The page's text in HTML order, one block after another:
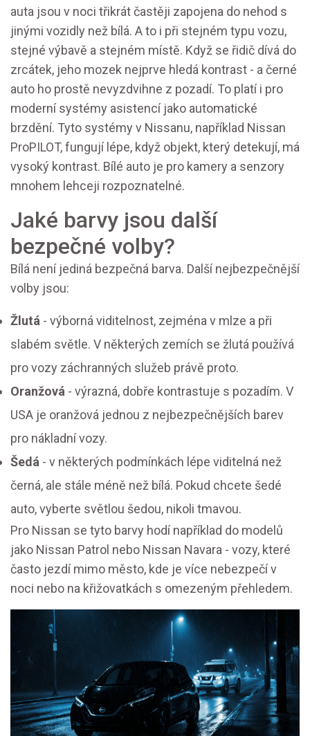
auta jsou v noci třikrát častěji zapojena do nehod s
jinými vozidly než bílá. A to i při stejném typu vozu,
stejné výbavě a stejném místě. Když se řidič dívá do
zrcátek, jeho mozek nejprve hledá kontrast - a černé
auto ho prostě nevyzdvihne z pozadí. To platí i pro
moderní systémy asistencí jako automatické
brzdění. Tyto systémy v Nissanu, například Nissan
ProPILOT, fungují lépe, když objekt, který detekují, má
vysoký kontrast. Bílé auto je pro kamery a senzory
mnohem lehceji rozpoznatelné.
Jaké barvy jsou další
bezpečné volby?
Bílá není jediná bezpečná barva. Další nejbezpečnější
volby jsou:
Žlutá - výborná viditelnost, zejména v mlze a při
slabém světle. V některých zemích se žlutá používá
pro vozy záchranných služeb právě proto.
Oranžová - výrazná, dobře kontrastuje s pozadím. V
USA je oranžová jednou z nejbezpečnějších barev
pro nákladní vozy.
Šedá - v některých podmínkách lépe viditelná než
černá, ale stále méně než bílá. Pokud chcete šedé
auto, vyberte světlou šedou, nikoli tmavou.
Pro Nissan se tyto barvy hodí například do modelů
jako Nissan Patrol nebo Nissan Navara - vozy, které
často jezdí mimo město, kde je více nebezpečí v
noci nebo na křižovatkách s omezeným přehledem.